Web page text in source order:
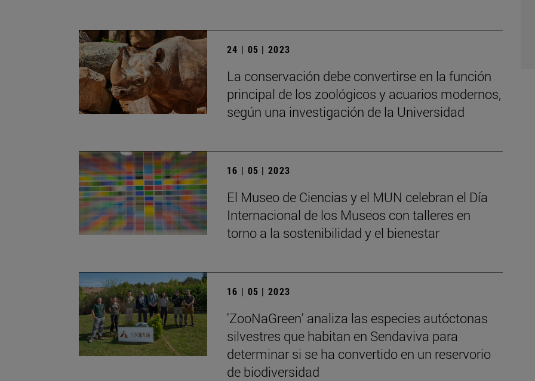
24 | 05 | 2023
La conservación debe convertirse en la función
principal de los zoológicos y acuarios modernos,
según una investigación de la Universidad
16 | 05 | 2023
El Museo de Ciencias y el MUN celebran el Día
Internacional de los Museos con talleres en
torno a la sostenibilidad y el bienestar
16 | 05 | 2023
'ZooNaGreen' analiza las especies autóctonas
silvestres que habitan en Sendaviva para
determinar si se ha convertido en un reservorio
de biodiversidad